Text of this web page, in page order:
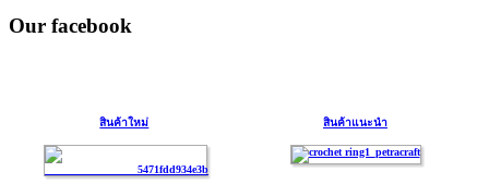
Our facebook
สินค้าใหม่ สินค้าแนะนำ